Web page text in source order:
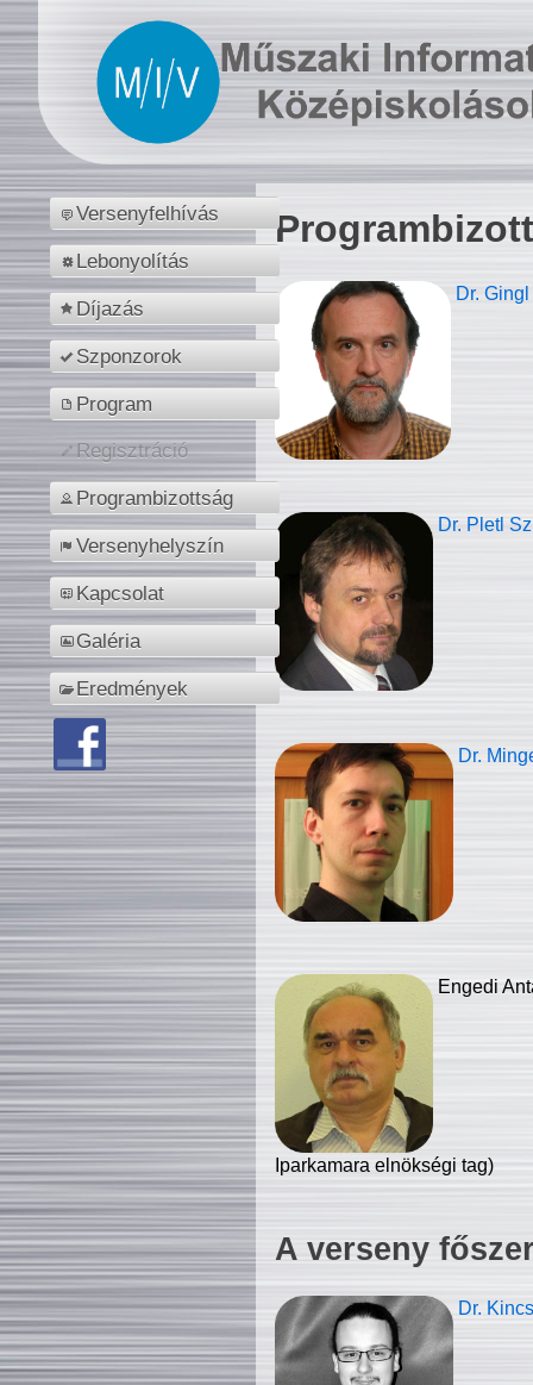
Versenyfelhívás
Lebonyolítás
Díjazás
Szponzorok
Program
Regisztráció
Programbizottság
Versenyhelyszín
Kapcsolat
Galéria
Eredmények
Dr.
Dr. Pletl
Dr.
Engedi
Iparkamara elnökségi tag)
A verseny
Dr.